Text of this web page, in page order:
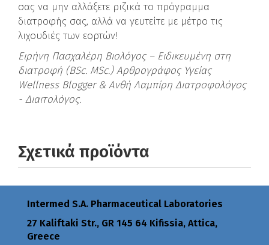
σας να μην αλλάξετε ριζικά το πρόγραμμα
διατροφής σας, αλλά να γευτείτε με μέτρο τις
λιχουδιές των εορτών!
Ειρήνη Πασχαλέρη Βιολόγος – Ειδικευμένη στη
διατροφή (BSc. MSc.) Αρθρογράφος Υγείας
Wellness Blogger & Ανθή Λαμπίρη Διατροφολόγος
- Διαιτολόγος.
Σχετικά προϊόντα
Intermed S.A. Pharmaceutical Laboratories
27 Kaliftaki Str., GR 145 64 Κifissia, Attica,
Greece